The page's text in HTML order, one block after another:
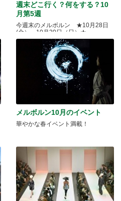
週末どこ行く？何をする？10
月第5週
今週末のメルボルン ★10月28日
(金）～10月30日（日）★
メルボルン10月のイベント
華やかな春イベント満載！